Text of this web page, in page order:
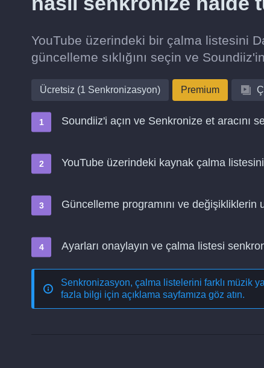
YouTube üzerindeki bir çalma listesini
güncelleme sıklığını seçin ve
Ücretsiz (1 Senkronizasyon) Premium
Soundiiz'i açın ve Senkronize et aracını
YouTube üzerindeki kaynak çalma
Güncelleme programını ve
Ayarları onaylayın ve çalma listesi
Senkronizasyon, çalma listelerini farklı müzik
fazla bilgi için açıklama sayfamıza göz atın.